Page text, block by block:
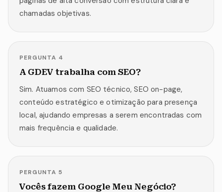
chamadas objetivas.
PERGUNTA 4
A GDEV trabalha com SEO?
Sim. Atuamos com SEO técnico, SEO on-page,
conteúdo estratégico e otimização para presença
local, ajudando empresas a serem encontradas com
mais frequência e qualidade.
PERGUNTA 5
Vocês fazem Google Meu Negócio?